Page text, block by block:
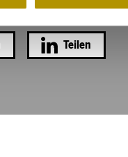
Teilen